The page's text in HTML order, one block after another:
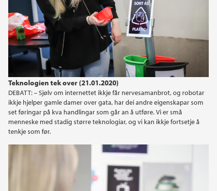
Teknologien tek over (21.01.2020)
DEBATT: – Sjølv om internettet ikkje får nervesamanbrot, og robotar
ikkje hjelper gamle damer over gata, har dei andre eigenskapar som
set føringar på kva handlingar som går an å utføre. Vi er små
menneske med stadig større teknologiar, og vi kan ikkje fortsetje å
tenkje som før.